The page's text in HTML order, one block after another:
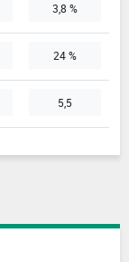
3,8 %
24 %
5,5